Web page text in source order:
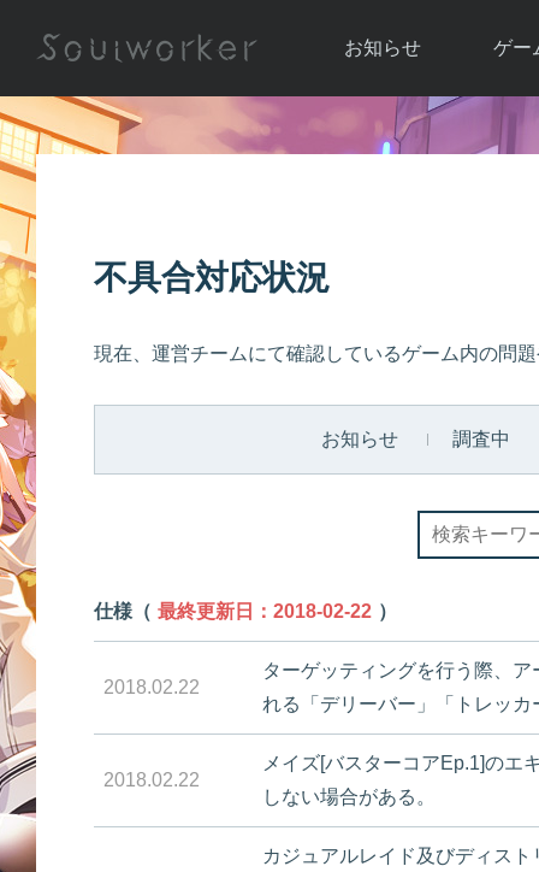
お知らせ
お知らせ一覧
ゲー
ソウ
アップ
不具合対応状況
現在、運営チームにて確認しているゲーム内の問
お知らせ 調査中
仕様（ 最終更新日：2018-02-22 ）
2018.02.22
ターゲッティングを行う際、
れる「デリーバー」「トレッ
2018.02.22
メイズ[バスターコアEp.1]のエ
しない場合がある。
カジュアルレイド及びディス